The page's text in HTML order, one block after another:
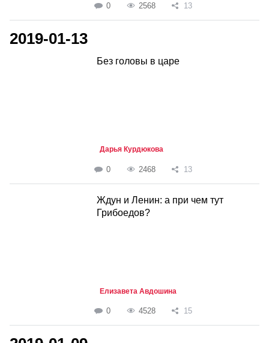
0 2568 13
2019-01-13
Без головы в царе
Дарья Курдюкова
0 2468 13
Ждун и Ленин: а при чем тут
Грибоедов?
Елизавета Авдошина
0 4528 15